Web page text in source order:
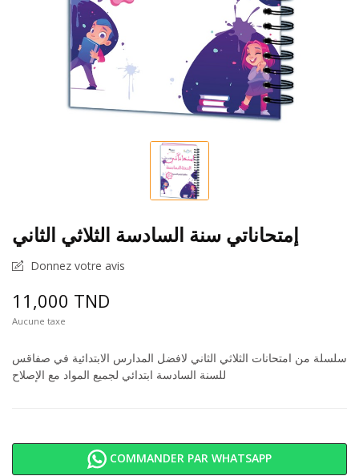
إمتحاناتي سنة السادسة الثلاثي الثاني
Donnez votre avis
11,000 TND
Aucune taxe
سلسلة من امتحانات الثلاثي الثاني لافضل المدارس الابتدائية في صفاقس
COMMANDER PAR WHATSAPP